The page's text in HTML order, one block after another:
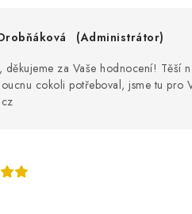
(Administrátor)
za Vaše hodnocení! Těší
cokoli potřeboval, jsme tu pro